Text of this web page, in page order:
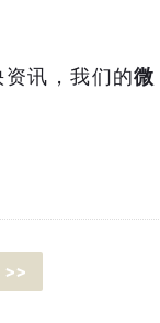
资讯，我们的微
>>